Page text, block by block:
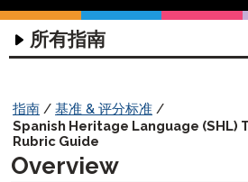
所有指南
评估技术指南
耳机指南
编写输入指南
协调员指南
入门指南
STAMP 入门指南
STAMP 团队排班指南
考试参与者指南
STAMP 4S 考试参考指南
家长指南
指南 / 基准 & 评分标准 /
Spanish Heritage Language (SHL)
Rubric Guide
Overview